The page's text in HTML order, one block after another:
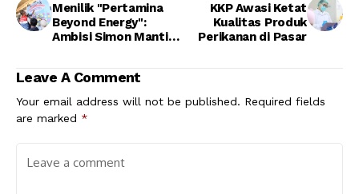
Menilik "Pertamina
Beyond Energy":
Ambisi Simon Mantiri
Hijau
KKP Awasi Ketat
Kualitas Produk
Perikanan di Pasar
Leave A Comment
Your email address will not be published. Required fields
are marked *